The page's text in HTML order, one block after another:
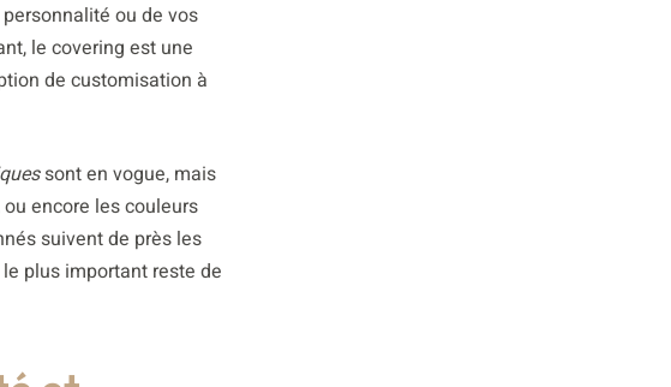
ou de vos
le covering est une
de customisation à
sont en vogue, mais
encore les couleurs
suivent de près les
plus important reste de